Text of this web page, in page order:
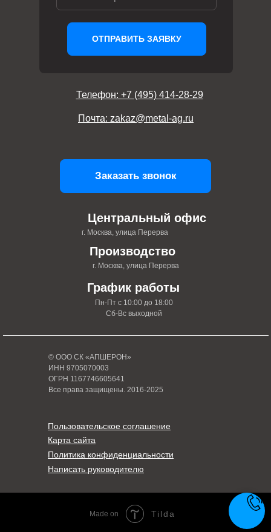
© ООО СК «АПШЕРОН»
ИНН 9705070003
ОГРН 1167746605641
Все права защищены. 2016-2025
Написать руководителю
Политика конфиденциальности
Карта сайта
Пользовательское соглашение
ОТПРАВИТЬ ЗАЯВКУ
Центральный офис
г. Москва, улица Перерва
График работы
Пн-Пт с 10:00 до 18:00
Сб-Вс выходной
Производство
г. Москва, улица Перерва
Телефон: +7 (495) 414-28-29
Почта: zakaz@metal-ag.ru
Заказать звонок
Made on Tilda